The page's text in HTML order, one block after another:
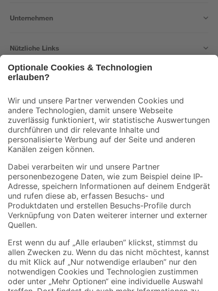
Unternehmen
Nützliche Links
Der toom Newsletter: Keine Angebote und Aktionen mehr verpassen!
Zur Newsletter Anmeldung
Folge uns
Zahlungsarten Versandarten
Sicher einkaufen
Jetzt die toom-App herunterladen